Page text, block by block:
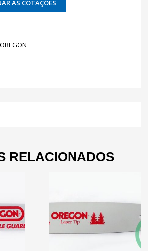
ÀS COTAÇÕES
OREGON
RELACIONADOS